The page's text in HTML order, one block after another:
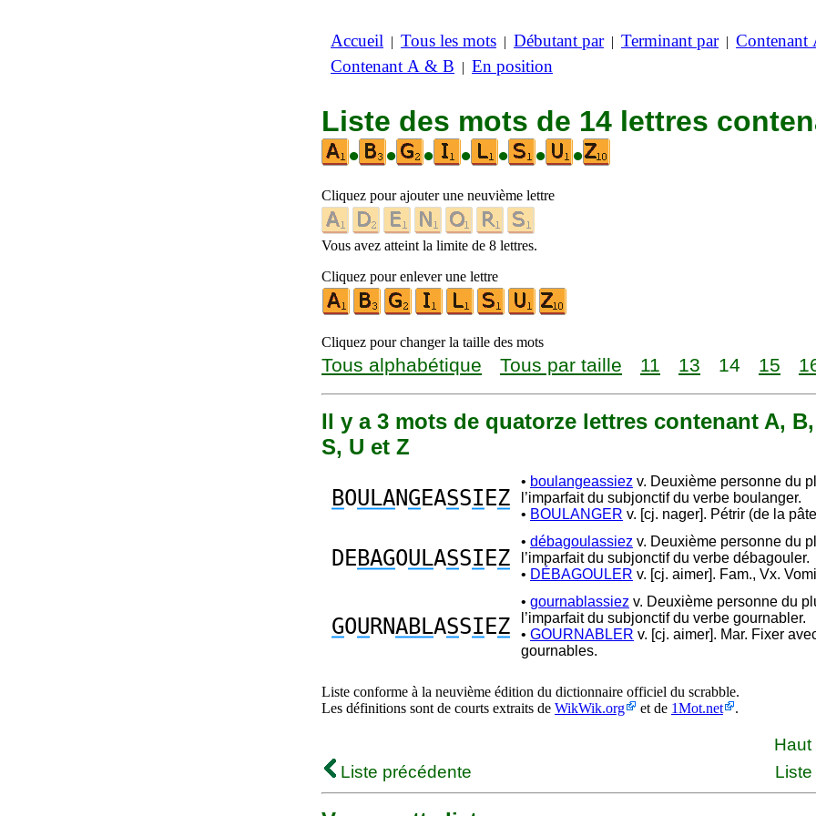
Accueil | Tous les mots | Débutant par| Terminant par| Contenant
Contenant A & B | En position
Liste des mots de 14 lettres
•
• • • • • •
Cliquez pour ajouter une neuvième lettre
Vous avez atteint la limite de 8 lettres.
Cliquez pour enlever une lettre
Cliquez pour changer la taille des mots
Tous alphabétique Tous par taille 11 13 14 15
Il y a 3 mots de quatorze lettres contenant A,
S, U et Z
BOULANGEASSI EZ
• boulangeassiez v. Deuxième personne du
l’imparfait du subjonctif du verbe boulanger.
• BOULANGER v. [cj. nager]. Pétrir (de la
DEBAGOULASSI EZ
• débagoulassiez v. Deuxième personne du
l’imparfait du subjonctif du verbe débagouler.
• DÉBAGOULER v. [cj. aimer]. Fam., Vx.
GOURNABLASSI EZ
• gournablassiez v. Deuxième personne du
l’imparfait du subjonctif du verbe gournabler.
• GOURNABLER v. [cj. aimer]. Mar. Fixer
gournables.
Liste conforme à la neuvième édition du dictionnaire officiel du scrabble.
Les définitions sont de courts extraits de WikWik.org et de 1Mot.net .
Haut
Liste précédente